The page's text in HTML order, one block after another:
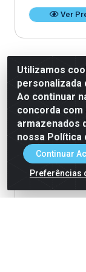
Ver
Utilizamos
personalizada
Ao continuar
concorda com
armazenados
nossa Política
Continuar
Preferências